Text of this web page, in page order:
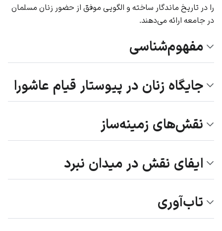
را در تاریخ ماندگار ساخته و الگویی موفق از حضور زنان مسلمان
در جامعه ارائه می‌دهند.‌
مفهوم‌شناسی
جایگاه زنان در پیوستار قیام عاشورا
نقش‌های زمینه‌ساز
ایفای نقش در میدان نبرد
تاب‌آوری